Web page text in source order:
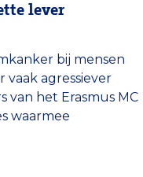
lever
bij mensen
agressiever
van het Erasmus MC
waarmee